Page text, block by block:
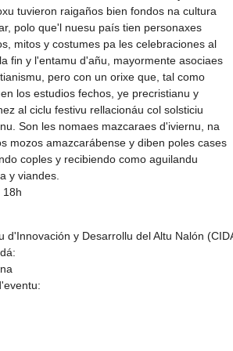
tuvieron raigaños bien fondos na cultura
polo que'l nuesu país tien personaxes
mitos y costumes pa les celebraciones al
fin y l'entamu d'añu, mayormente asociaes
pero con un orixe que, tal como
los estudios fechos, ye precristianu y
al ciclu festivu rellacionáu col solsticiu
Son les nomaes mazcaraes d'iviernu, na
mozos amazcarábense y diben poles cases
coples y recibiendo como aguilandu
y viandes.
18h
d'Innovación y Desarrollu del Altu Nalón